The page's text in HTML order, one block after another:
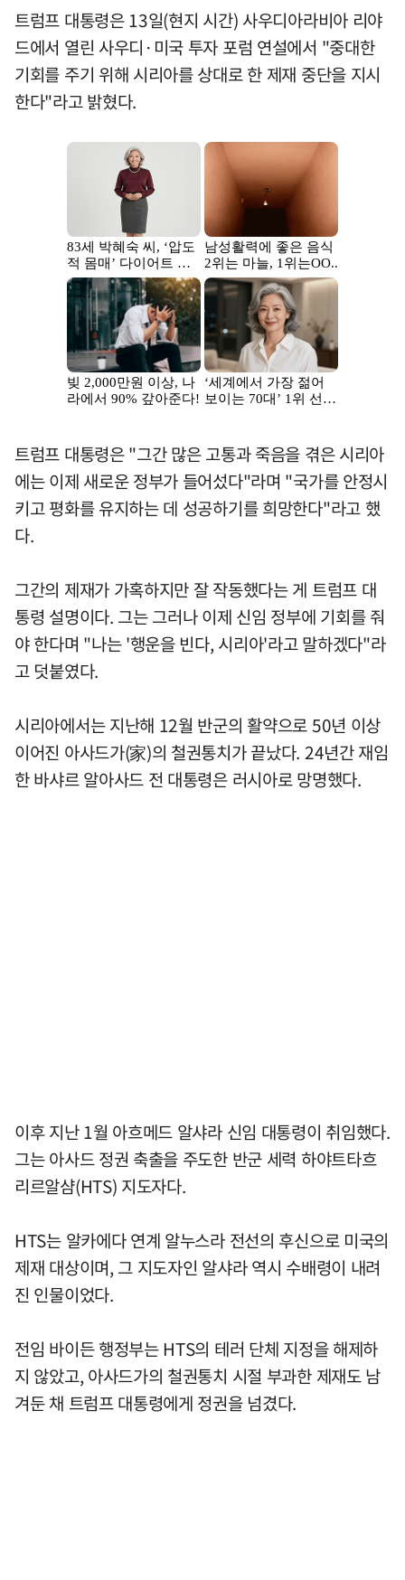
트럼프 대통령은 13일(현지 시간) 사우디아라비아 리야
드에서 열린 사우디·미국 투자 포럼 연설에서 "중대한
기회를 주기 위해 시리아를 상대로 한 제재 중단을 지시
한다"라고 밝혔다.
트럼프 대통령은 "그간 많은 고통과 죽음을 겪은 시리아
에는 이제 새로운 정부가 들어섰다"라며 "국가를 안정시
키고 평화를 유지하는 데 성공하기를 희망한다"라고 했
다.
그간의 제재가 가혹하지만 잘 작동했다는 게 트럼프 대
통령 설명이다. 그는 그러나 이제 신임 정부에 기회를 줘
야 한다며 "나는 '행운을 빈다, 시리아'라고 말하겠다"라
고 덧붙였다.
시리아에서는 지난해 12월 반군의 활약으로 50년 이상
이어진 아사드가(家)의 철권통치가 끝났다. 24년간 재임
한 바샤르 알아사드 전 대통령은 러시아로 망명했다.
이후 지난 1월 아흐메드 알샤라 신임 대통령이 취임했다.
그는 아사드 정권 축출을 주도한 반군 세력 하야트타흐
리르알샴(HTS) 지도자다.
HTS는 알카에다 연계 알누스라 전선의 후신으로 미국의
제재 대상이며, 그 지도자인 알샤라 역시 수배령이 내려
진 인물이었다.
전임 바이든 행정부는 HTS의 테러 단체 지정을 해제하
지 않았고, 아사드가의 철권통치 시절 부과한 제재도 남
겨둔 채 트럼프 대통령에게 정권을 넘겼다.